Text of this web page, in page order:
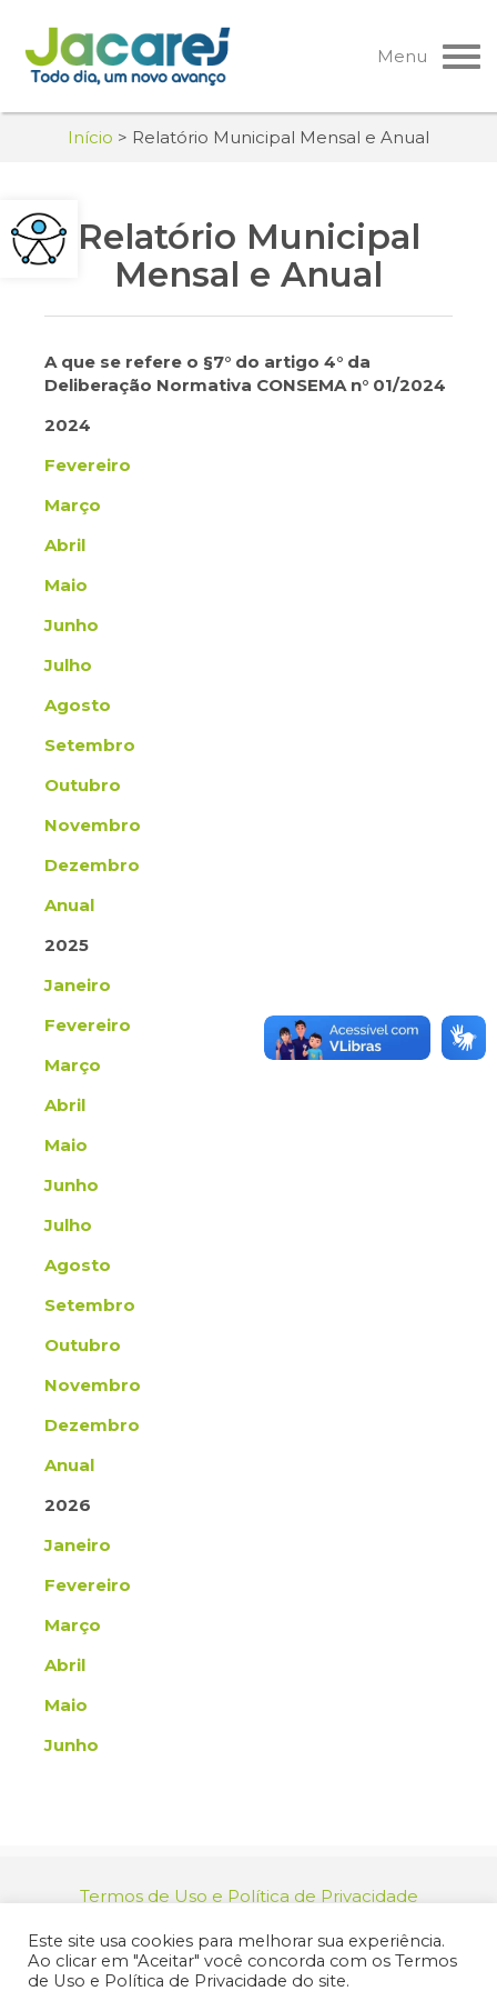
Pular
para
o
Menu
Início > Relatório Municipal Mensal e Anual
Relatório Municipal
Mensal e Anual
A que se refere o §7° do artigo 4° da
Deliberação Normativa CONSEMA n° 01/2024
2024
Fevereiro
Março
Abril
Maio
Junho
Julho
Agosto
Setembro
Outubro
Novembro
Dezembro
Anual
2025
Janeiro
Fevereiro
Março
Abril
Maio
Junho
Julho
Agosto
Setembro
Outubro
Novembro
Dezembro
Anual
2026
Janeiro
Fevereiro
Março
Abril
Maio
Junho
Termos de Uso e Política de Privacidade
46.694.139/0001-83 | (12) 3955-9000
Endereço: Praça dos Três Poderes, 73 - Centro -
Este site usa cookies para melhorar sua experiência.
Ao clicar em "Aceitar" você concorda com os Termos
de Uso e Política de Privacidade do site.